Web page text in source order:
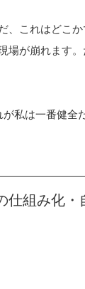
これはどこか
が崩れます。
私は一番健全
仕組み化・